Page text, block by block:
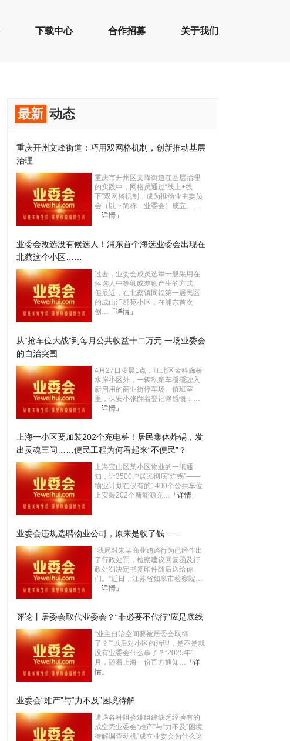
下载中心 合作招募 关于我们
最新 动态
重庆开州文峰街道：巧用双网格机制，创新推动基层
治理
重庆市开州区文峰街道在基层治理
的实践中，网格员通过“线上+线
下”双网格机制，成为推动业主委员
会（以下简称：业委会）成立、…
「详情」
业委会改选没有候选人！浦东首个海选业委会出现在
北蔡这个小区……
过去，业委会成员选举一般采用在
候选人中等额或差额产生的方式。
但最近，在北蔡镇同福第一居民区
的成山汇郡苑小区，在浦东首次
创… 「详情」
从“抢车位大战”到每月公共收益十二万元 一场业委会
的自治突围
4月27日凌晨1点，江北区金科廊桥
水岸小区外，一辆私家车缓缓驶入
新启用的商业街停车场。值班室
里，保安小张翻着登记簿感慨：…
「详情」
上海一小区要加装202个充电桩！居民集体炸锅，发
出灵魂三问……便民工程为何看起来“不便民”？
上海宝山区某小区物业的一纸通
知，让3500户居民彻底“炸锅”——
物业计划在仅有的1400个公共车位
上安装202个新能源充… 「详情」
业委会违规选聘物业公司，原来是收了钱……
“我局对朱某商业贿赂行为已经作出
了行政处罚，检察建议回复函及行
政处罚决定书复印件随后送给你
们。”近日，江苏省如皋市检察院…
「详情」
评论丨居委会取代业委会？“非必要不代行”应是底线
“业主自治空间要被居委会取缔
了？”“以后对小区的治理，是不是就
没有业委会什么事了？”2025年1
月，随着上海一份官方通知… 「详
情」
业委会“难产”与“力不及”困境待解
遭遇各种阻挠难组建缺乏经验有的
成空壳业委会“难产”与“力不及”困境
待解调查动机“成立业委会为什么这